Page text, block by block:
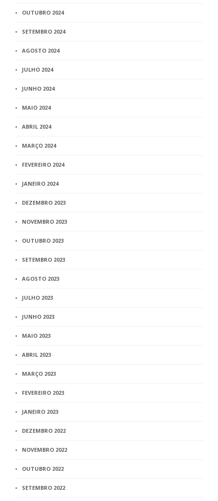
OUTUBRO 2024
SETEMBRO 2024
AGOSTO 2024
JULHO 2024
JUNHO 2024
MAIO 2024
ABRIL 2024
MARÇO 2024
FEVEREIRO 2024
JANEIRO 2024
DEZEMBRO 2023
NOVEMBRO 2023
OUTUBRO 2023
SETEMBRO 2023
AGOSTO 2023
JULHO 2023
JUNHO 2023
MAIO 2023
ABRIL 2023
MARÇO 2023
FEVEREIRO 2023
JANEIRO 2023
DEZEMBRO 2022
NOVEMBRO 2022
OUTUBRO 2022
SETEMBRO 2022